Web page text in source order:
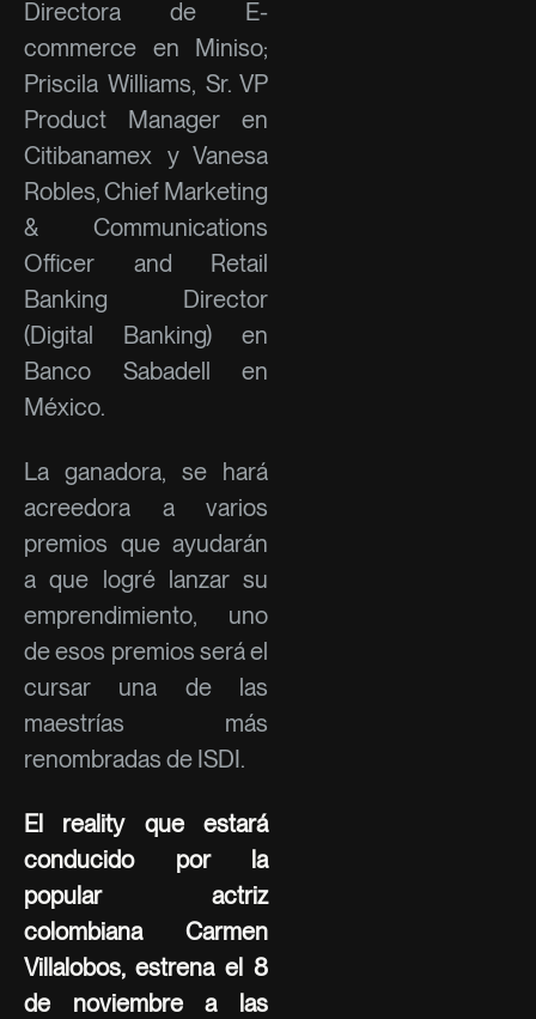
Directora de E-
commerce en Miniso;
Priscila Williams, Sr. VP
Product Manager en
Citibanamex y Vanesa
Robles, Chief Marketing
& Communications
Officer and Retail
Banking Director
(Digital Banking) en
Banco Sabadell en
México.
La ganadora, se hará
acreedora a varios
premios que ayudarán
a que logré lanzar su
emprendimiento, uno
de esos premios será el
cursar una de las
maestrías más
renombradas de ISDI.
El reality que estará
conducido por la
popular actriz
colombiana Carmen
Villalobos, estrena el 8
de noviembre a las